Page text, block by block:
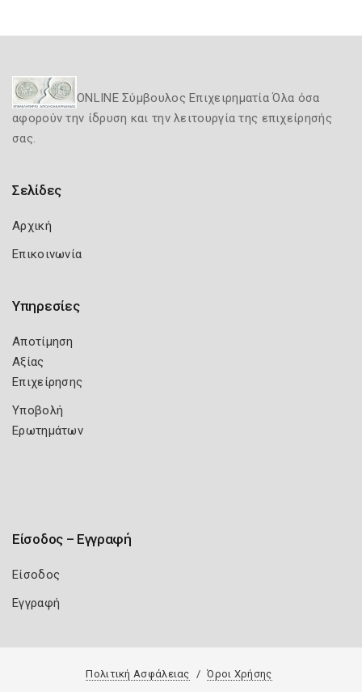
ONLINE Σύμβουλος Επιχειρηματία Όλα όσα
αφορούν την ίδρυση και την λειτουργία της επιχείρησής
σας.
Σελίδες
Αρχική
Επικοινωνία
Υπηρεσίες
Αποτίμηση
Αξίας
Επιχείρησης
Υποβολή
Ερωτημάτων
Είσοδος – Εγγραφή
Είσοδος
Εγγραφή
Πολιτική Ασφάλειας Όροι Χρήσης